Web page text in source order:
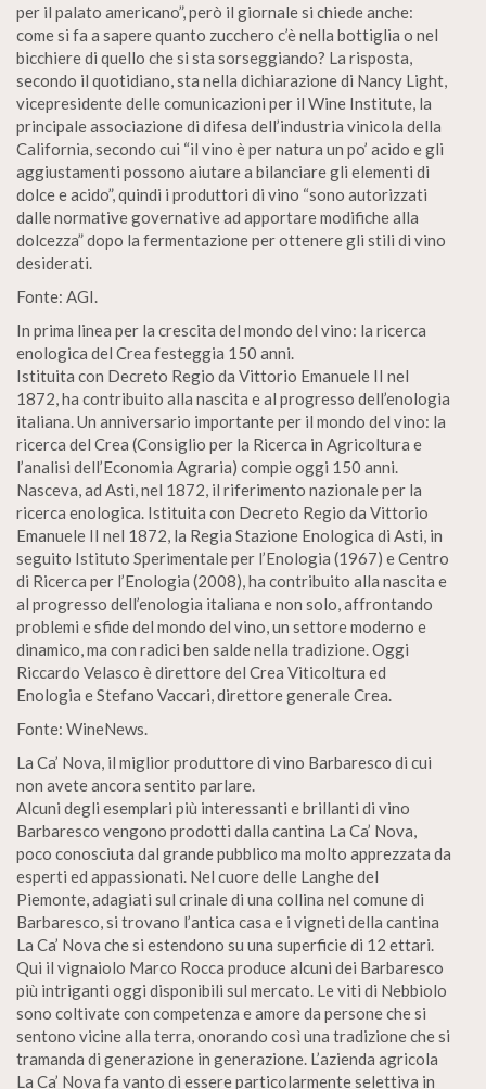
per il palato americano”, però il giornale si chiede anche:
come si fa a sapere quanto zucchero c’è nella bottiglia o nel
bicchiere di quello che si sta sorseggiando? La risposta,
secondo il quotidiano, sta nella dichiarazione di Nancy Light,
vicepresidente delle comunicazioni per il Wine Institute, la
principale associazione di difesa dell’industria vinicola della
California, secondo cui “il vino è per natura un po’ acido e gli
aggiustamenti possono aiutare a bilanciare gli elementi di
dolce e acido”, quindi i produttori di vino “sono autorizzati
dalle normative governative ad apportare modifiche alla
dolcezza” dopo la fermentazione per ottenere gli stili di vino
desiderati.
Fonte: AGI.
In prima linea per la crescita del mondo del vino: la ricerca
enologica del Crea festeggia 150 anni.
Istituita con Decreto Regio da Vittorio Emanuele II nel
1872, ha contribuito alla nascita e al progresso dell’enologia
italiana. Un anniversario importante per il mondo del vino: la
ricerca del Crea (Consiglio per la Ricerca in Agricoltura e
l’analisi dell’Economia Agraria) compie oggi 150 anni.
Nasceva, ad Asti, nel 1872, il riferimento nazionale per la
ricerca enologica. Istituita con Decreto Regio da Vittorio
Emanuele II nel 1872, la Regia Stazione Enologica di Asti, in
seguito Istituto Sperimentale per l’Enologia (1967) e Centro
di Ricerca per l’Enologia (2008), ha contribuito alla nascita e
al progresso dell’enologia italiana e non solo, affrontando
problemi e sfide del mondo del vino, un settore moderno e
dinamico, ma con radici ben salde nella tradizione. Oggi
Riccardo Velasco è direttore del Crea Viticoltura ed
Enologia e Stefano Vaccari, direttore generale Crea.
Fonte: WineNews.
La Ca’ Nova, il miglior produttore di vino Barbaresco di cui
non avete ancora sentito parlare.
Alcuni degli esemplari più interessanti e brillanti di vino
Barbaresco vengono prodotti dalla cantina La Ca’ Nova,
poco conosciuta dal grande pubblico ma molto apprezzata da
esperti ed appassionati. Nel cuore delle Langhe del
Piemonte, adagiati sul crinale di una collina nel comune di
Barbaresco, si trovano l’antica casa e i vigneti della cantina
La Ca’ Nova che si estendono su una superficie di 12 ettari.
Qui il vignaiolo Marco Rocca produce alcuni dei Barbaresco
più intriganti oggi disponibili sul mercato. Le viti di Nebbiolo
sono coltivate con competenza e amore da persone che si
sentono vicine alla terra, onorando così una tradizione che si
tramanda di generazione in generazione. L’azienda agricola
La Ca’ Nova fa vanto di essere particolarmente selettiva in